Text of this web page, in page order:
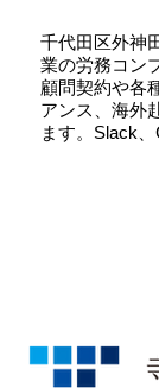
千代田区外神
業の労務コン
顧問契約や各
アンス、海外
ます。Slack